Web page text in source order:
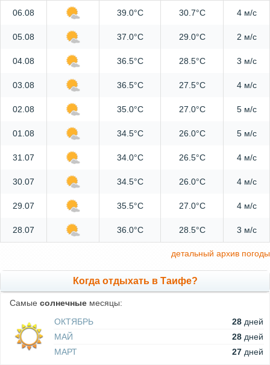
06.08 39.0°C 30.7°C 4 м/с
05.08 37.0°C 29.0°C 2 м/с
04.08 36.5°C 28.5°C 3 м/с
03.08 36.5°C 27.5°C 4 м/с
02.08 35.0°C 27.0°C 5 м/с
01.08 34.5°C 26.0°C 5 м/с
31.07 34.0°C 26.5°C 4 м/с
30.07 34.5°C 26.0°C 4 м/с
29.07 35.5°C 27.0°C 4 м/с
28.07 36.0°C 28.5°C 3 м/с
детальный архив погоды
Когда отдыхать в Таифе?
Самые солнечные месяцы:
ОКТЯБРЬ
28 дней
МАЙ
28 дней
МАРТ
27 дней